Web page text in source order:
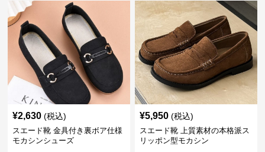
¥2,630 (税込)
スエード靴 金具付き裏ボア仕様
モカシンシューズ
¥5,950 (税込)
スエード靴 上質素材の本格派ス
リッポン型モカシン